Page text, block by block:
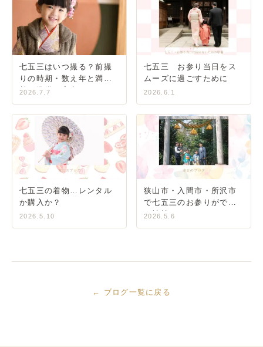
七五三はいつ撮る？前撮
りの時期・数え年と満年
齢・準備の完全ガイド
2026.7.7
七五三 お参り当日をス
ムーズに過ごすために
2026.6.1
七五三の着物…レンタル
か購入か？
2026.5.10
狭山市・入間市・所沢市
で七五三のお参りができ
る神社
2026.5.6
← ブログ一覧に戻る